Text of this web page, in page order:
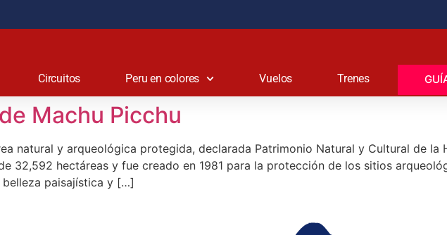
Circuitos Peru en colores Vuelos Trenes
Machu Picchu
natural y arqueológica protegida, declarada Patrimonio Natural y Cultural de la
32,592 hectáreas y fue creado en 1981 para la protección de los sitios
belleza paisajística y […]